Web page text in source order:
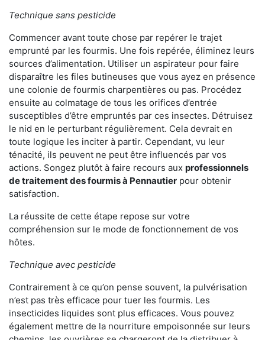
Technique sans pesticide
Commencer avant toute chose par repérer le trajet
emprunté par les fourmis. Une fois repérée, éliminez leurs
sources d’alimentation. Utiliser un aspirateur pour faire
disparaître les files butineuses que vous ayez en présence
une colonie de fourmis charpentières ou pas. Procédez
ensuite au colmatage de tous les orifices d’entrée
susceptibles d’être empruntés par ces insectes. Détruisez
le nid en le perturbant régulièrement. Cela devrait en
toute logique les inciter à partir. Cependant, vu leur
ténacité, ils peuvent ne peut être influencés par vos
actions. Songez plutôt à faire recours aux professionnels
de traitement des fourmis à Pennautier pour obtenir
satisfaction.
La réussite de cette étape repose sur votre
compréhension sur le mode de fonctionnement de vos
hôtes.
Technique avec pesticide
Contrairement à ce qu’on pense souvent, la pulvérisation
n’est pas très efficace pour tuer les fourmis. Les
insecticides liquides sont plus efficaces. Vous pouvez
également mettre de la nourriture empoisonnée sur leurs